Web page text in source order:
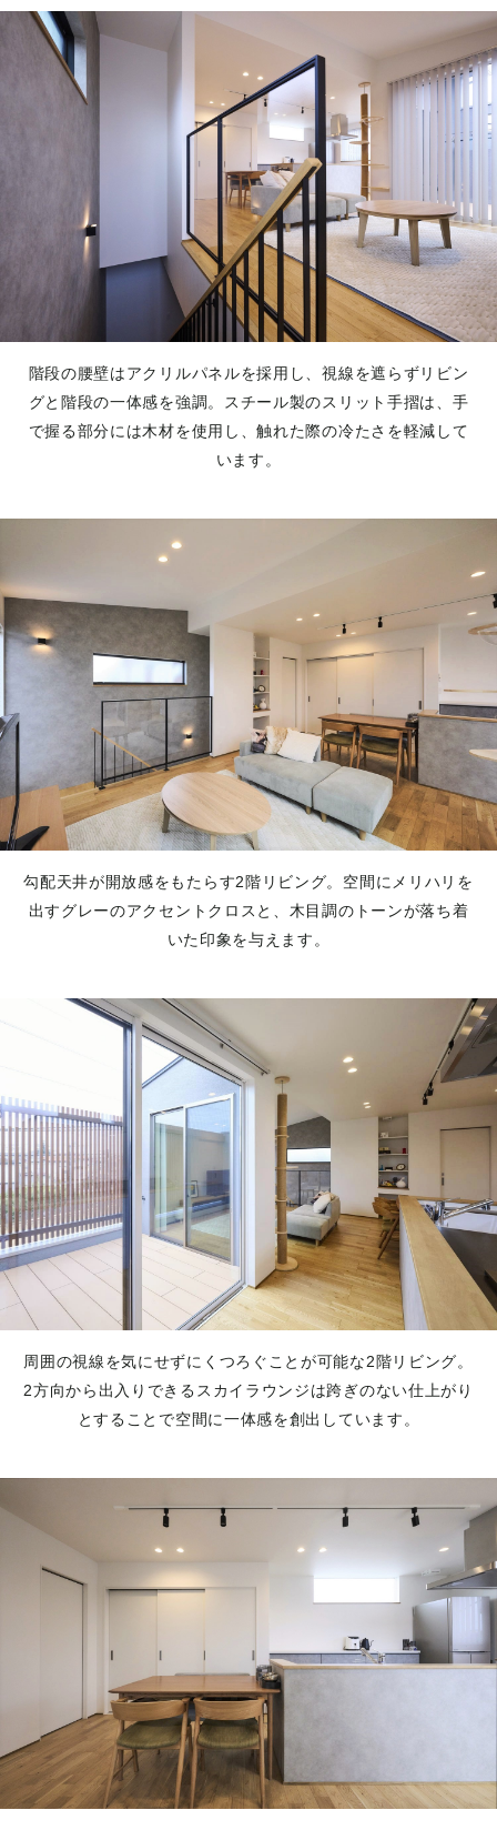
階段の腰壁はアクリルパネルを採用し、視線を遮らずリビン
グと階段の一体感を強調。スチール製のスリット手摺は、手
で握る部分には木材を使用し、触れた際の冷たさを軽減して
います。
勾配天井が開放感をもたらす2階リビング。空間にメリハリを
出すグレーのアクセントクロスと、木目調のトーンが落ち着
いた印象を与えます。
周囲の視線を気にせずにくつろぐことが可能な2階リビング。
2方向から出入りできるスカイラウンジは跨ぎのない仕上がり
とすることで空間に一体感を創出しています。